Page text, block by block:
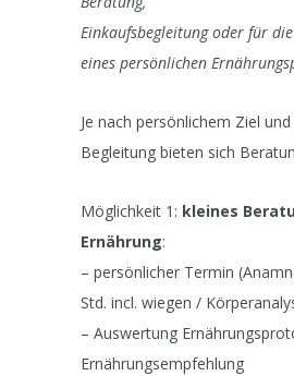
Einkaufsbegleitung oder für
eines persönlichen
Je nach persönlichem Ziel
Begleitung bieten sich
Möglichkeit 1: kleines
Ernährung:
– persönlicher Termin
Std. incl. wiegen /
– Auswertung
Ernährungsempfehlung